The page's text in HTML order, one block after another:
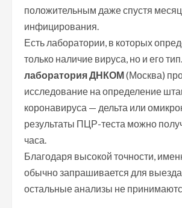
положительным даже спустя
инфицирования.
Есть лаборатории, в которых
только наличие вируса, но и его
лаборатория ДНКОМ(Москва)
исследование на определение
коронавируса — дельта или
результаты ПЦР-теста можно
часа.
Благодаря высокой точности,
обычно запрашивается для
остальные анализы не